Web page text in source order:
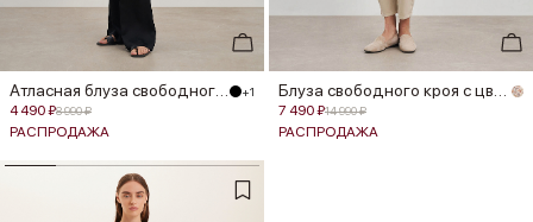
Атласная блуза свободного кроя +1
4 490 ₽8 990 ₽
РАСПРОДАЖА
Блуза свободного кроя с цветочным...
7 490 ₽14 990 ₽
РАСПРОДАЖА